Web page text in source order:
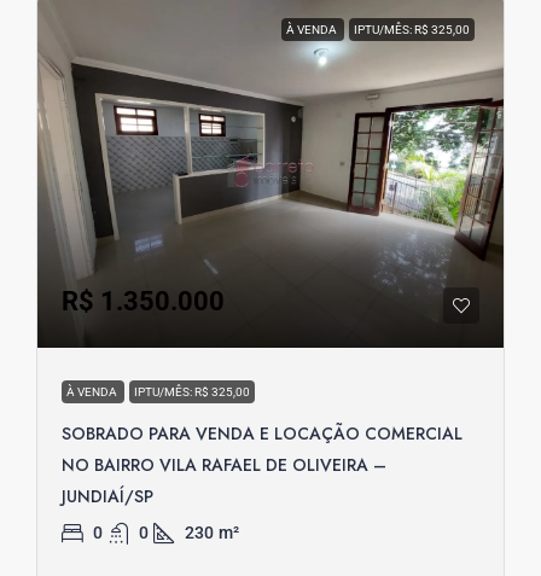
À VENDA IPTU/MÊS: R$ 325,00
R$ 1.350.000
À VENDA IPTU/MÊS: R$ 325,00
SOBRADO PARA VENDA E LOCAÇÃO COMERCIAL
NO BAIRRO VILA RAFAEL DE OLIVEIRA –
JUNDIAÍ/SP
0 0 230 m²